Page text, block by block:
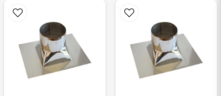
Anonym
för 2 år sedan
Jörgen